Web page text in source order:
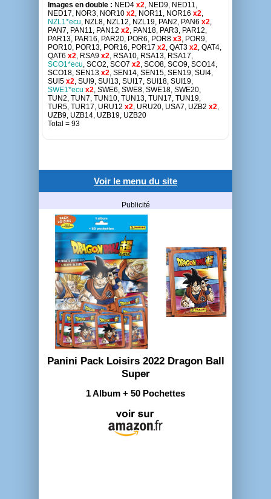
Images en double : NED4 x2, NED9, NED11,
NED17, NOR3, NOR10 x2, NOR11, NOR16 x2,
NZL1*ecu, NZL8, NZL12, NZL19, PAN2, PAN6 x2,
PAN7, PAN11, PAN12 x2, PAN18, PAR3, PAR12,
PAR13, PAR16, PAR20, POR6, POR8 x3, POR9,
POR10, POR13, POR16, POR17 x2, QAT3 x2, QAT4,
QAT6 x2, RSA9 x2, RSA10, RSA13, RSA17,
SCO1*ecu, SCO2, SCO7 x2, SCO8, SCO9, SCO14,
SCO18, SEN13 x2, SEN14, SEN15, SEN19, SUI4,
SUI5 x2, SUI9, SUI13, SUI17, SUI18, SUI19,
SWE1*ecu x2, SWE6, SWE8, SWE18, SWE20,
TUN2, TUN7, TUN10, TUN13, TUN17, TUN19,
TUR5, TUR17, URU12 x2, URU20, USA7, UZB2 x2,
UZB9, UZB14, UZB19, UZB20
Total = 93
Voir le menu du site
Publicité
Panini Pack Loisirs 2022 Dragon Ball
Super
1 Album + 50 Pochettes